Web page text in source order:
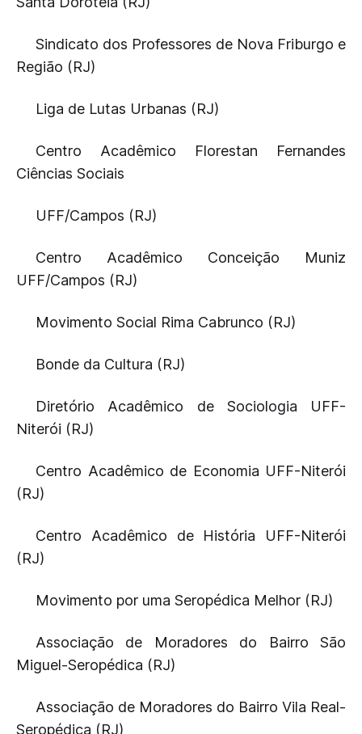
Sindicato dos Professores de Nova Friburgo e
Região (RJ)
Liga de Lutas Urbanas (RJ)
Centro Acadêmico Florestan Fernandes
Ciências Sociais
UFF/Campos (RJ)
Centro Acadêmico Conceição Muniz
UFF/Campos (RJ)
Movimento Social Rima Cabrunco (RJ)
Bonde da Cultura (RJ)
Diretório Acadêmico de Sociologia UFF-
Niterói (RJ)
Centro Acadêmico de Economia UFF-Niterói
(RJ)
Centro Acadêmico de História UFF-Niterói
(RJ)
Movimento por uma Seropédica Melhor (RJ)
Associação de Moradores do Bairro São
Miguel-Seropédica (RJ)
Associação de Moradores do Bairro Vila Real-
Seropédica (RJ)